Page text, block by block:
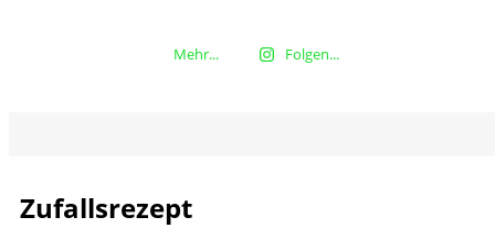
Mehr... Folgen...
Zufallsrezept